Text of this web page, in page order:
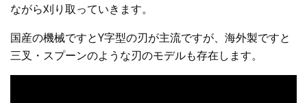
ながら刈り取っていきます。
国産の機械ですとY字型の刃が主流ですが、海外製ですと
三叉・スプーンのような刃のモデルも存在します。